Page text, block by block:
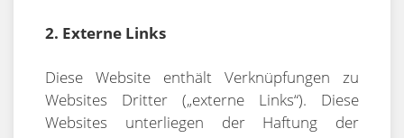
2. Externe Links
Diese Website enthält Verknüpfungen zu
Websites Dritter („externe Links“). Diese
Websites unterliegen der Haftung der